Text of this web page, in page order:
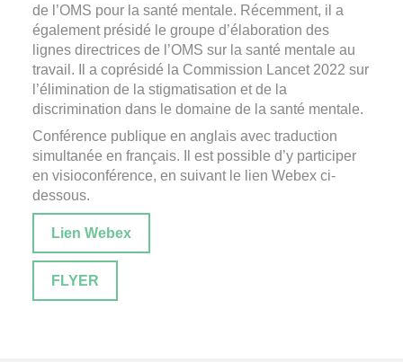
de l’OMS pour la santé mentale. Récemment, il a
également présidé le groupe d’élaboration des
lignes directrices de l’OMS sur la santé mentale au
travail. Il a coprésidé la Commission Lancet 2022 sur
l’élimination de la stigmatisation et de la
discrimination dans le domaine de la santé mentale.
Conférence publique en anglais avec traduction
simultanée en français. Il est possible d’y participer
en visioconférence, en suivant le lien Webex ci-
dessous.
Lien Webex
FLYER